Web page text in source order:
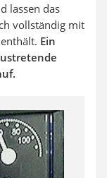
lassen das
vollständig mit
Ein